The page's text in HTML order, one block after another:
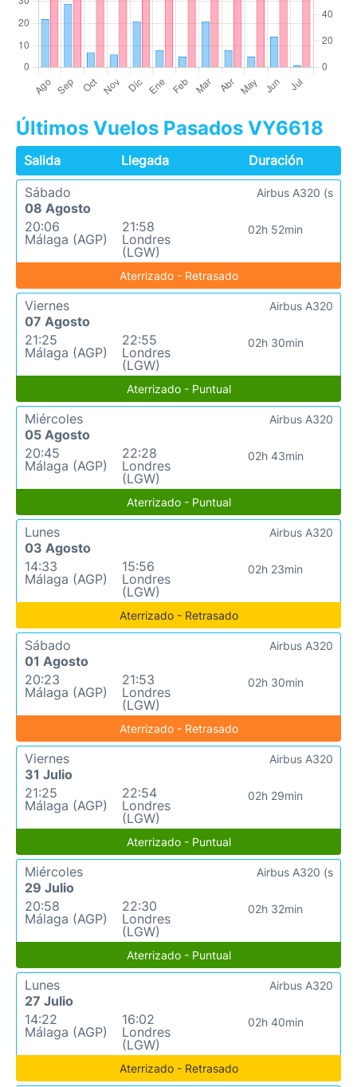
Últimos Vuelos Pasados VY6618
Salida Llegada
Duración
Sábado
08 Agosto
20:06
Málaga (AGP)
21:58
Londres
(LGW)
02h 52min
Airbus A320 (s
Aterrizado - Retrasado
Viernes
07 Agosto
21:25
Málaga (AGP)
22:55
Londres
(LGW)
02h 30min
Airbus A320
Aterrizado - Puntual
Miércoles
05 Agosto
20:45
Málaga (AGP)
22:28
Londres
(LGW)
02h 43min
Airbus A320
Aterrizado - Puntual
Lunes
03 Agosto
14:33
Málaga (AGP)
15:56
Londres
(LGW)
02h 23min
Airbus A320
Aterrizado - Retrasado
Sábado
01 Agosto
20:23
Málaga (AGP)
21:53
Londres
(LGW)
02h 30min
Airbus A320
Aterrizado - Retrasado
Viernes
31 Julio
21:25
Málaga (AGP)
22:54
Londres
(LGW)
02h 29min
Airbus A320
Aterrizado - Puntual
Miércoles
29 Julio
20:58
Málaga (AGP)
22:30
Londres
(LGW)
02h 32min
Airbus A320 (s
Aterrizado - Puntual
Lunes
27 Julio
14:22
Málaga (AGP)
16:02
Londres
(LGW)
02h 40min
Airbus A320
Aterrizado - Retrasado